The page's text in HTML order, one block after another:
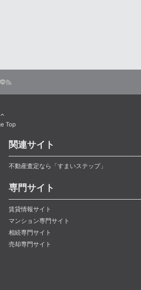
Top
関連サイト
不動産査定なら「すまいステップ」
専門サイト
賃貸情報サイト
マンション専門サイト
相続専門サイト
売却専門サイト